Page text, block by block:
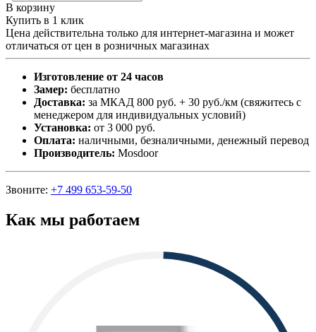
В корзину
Купить в 1 клик
Цена действительна только для интернет-магазина и может
отличаться от цен в розничных магазинах
Изготовление от 24 часов
Замер: бесплатно
Доставка: за МКАД 800 руб. + 30 руб./км (свяжитесь с
менеджером для индивидуальных условий)
Установка: от 3 000 руб.
Оплата: наличными, безналичными, денежный перевод
Производитель: Mosdoor
Звоните: +7 499 653-59-50
Как мы работаем